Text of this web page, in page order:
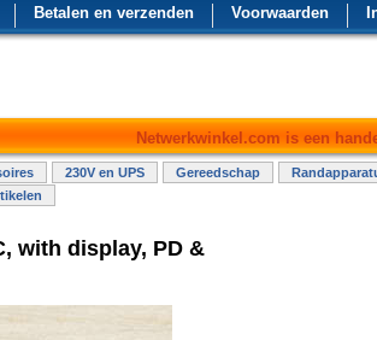
Voorwaarden
Betalen en verzenden
Netwerkwinkel.com is een
230V en UPS Gereedschap
with display, PD &